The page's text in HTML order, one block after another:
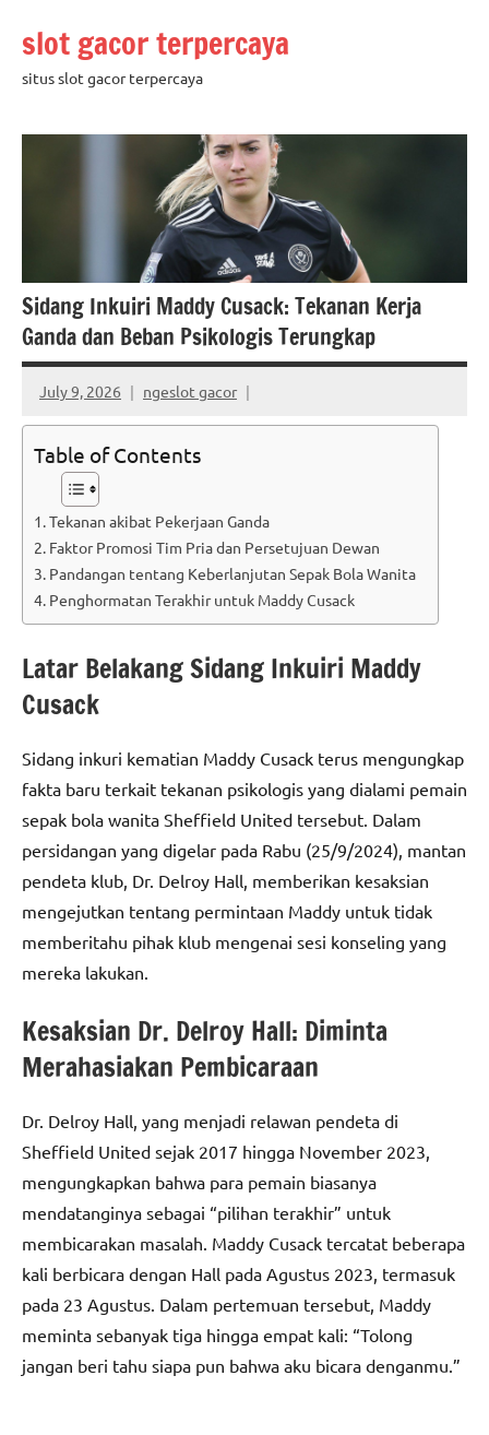
content
slot gacor terpercaya
situs slot gacor terpercaya
Sidang Inkuiri Maddy Cusack: Tekanan Kerja
Ganda dan Beban Psikologis Terungkap
July 9, 2026 ngeslot gacor
Table of Contents
Tekanan akibat Pekerjaan Ganda
Faktor Promosi Tim Pria dan Persetujuan Dewan
Pandangan tentang Keberlanjutan Sepak Bola Wanita
Penghormatan Terakhir untuk Maddy Cusack
Latar Belakang Sidang Inkuiri Maddy
Cusack
Sidang inkuri kematian Maddy Cusack terus mengungkap
fakta baru terkait tekanan psikologis yang dialami pemain
sepak bola wanita Sheffield United tersebut. Dalam
persidangan yang digelar pada Rabu (25/9/2024), mantan
pendeta klub, Dr. Delroy Hall, memberikan kesaksian
mengejutkan tentang permintaan Maddy untuk tidak
memberitahu pihak klub mengenai sesi konseling yang
mereka lakukan.
Kesaksian Dr. Delroy Hall: Diminta
Merahasiakan Pembicaraan
Dr. Delroy Hall, yang menjadi relawan pendeta di
Sheffield United sejak 2017 hingga November 2023,
mengungkapkan bahwa para pemain biasanya
mendatanginya sebagai “pilihan terakhir” untuk
membicarakan masalah. Maddy Cusack tercatat beberapa
kali berbicara dengan Hall pada Agustus 2023, termasuk
pada 23 Agustus. Dalam pertemuan tersebut, Maddy
meminta sebanyak tiga hingga empat kali: “Tolong
jangan beri tahu siapa pun bahwa aku bicara denganmu.”